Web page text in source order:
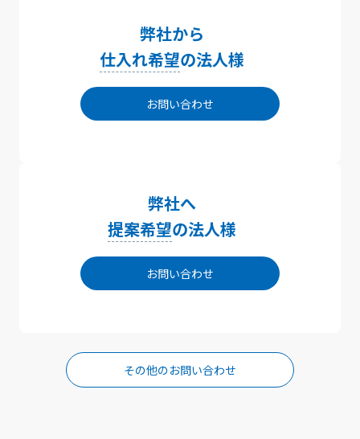
弊社から
仕入れ希望の法人様
お問い合わせ
弊社へ
提案希望の法人様
お問い合わせ
その他のお問い合わせ